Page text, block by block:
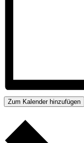
Zum Kalender hinzufügen